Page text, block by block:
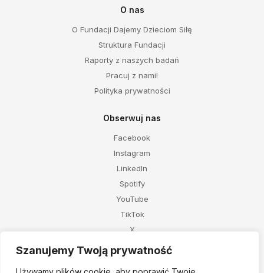
Szanujemy Twoją prywatność
O nas
O Fundacji Dajemy Dzieciom Siłę
Struktura Fundacji
Raporty z naszych badań
Pracuj z nami!
Polityka prywatności
Obserwuj nas
Facebook
Instagram
LinkedIn
Spotify
YouTube
TikTok
X
Telegram